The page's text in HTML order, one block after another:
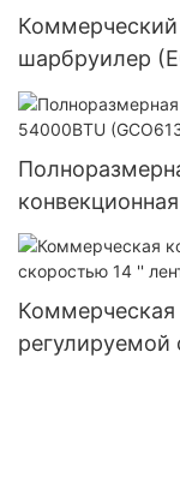
шарбруилер
Коммерческая
регулируемой